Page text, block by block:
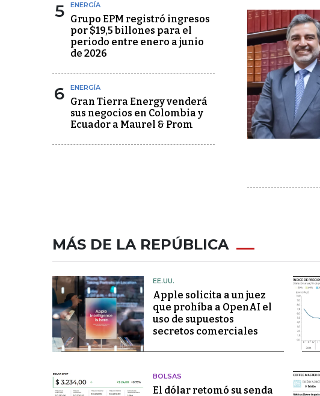
5 ENERGÍA
Grupo EPM registró ingresos
por $19,5 billones para el
periodo entre enero a junio
de 2026
6 ENERGÍA
Gran Tierra Energy venderá
sus negocios en Colombia y
Ecuador a Maurel & Prom
MÁS DE LA REPÚBLICA
EE.UU.
Apple solicita a un juez
que prohíba a OpenAI el
uso de supuestos
secretos comerciales
BOLSAS
El dólar retomó su senda